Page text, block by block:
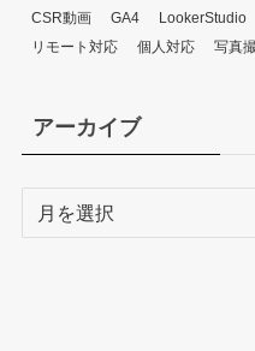
CSR動画 GA4 LookerStudio
リモート対応
個人対応 写真
アーカイブ